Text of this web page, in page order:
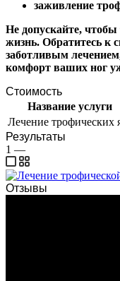
заживление
Не допускайте,
жизнь. Обратитесь к
заботливым
комфорт ваших ног
Стоимость
Название услуги
Лечение трофических
Результаты
1 —
Отзывы